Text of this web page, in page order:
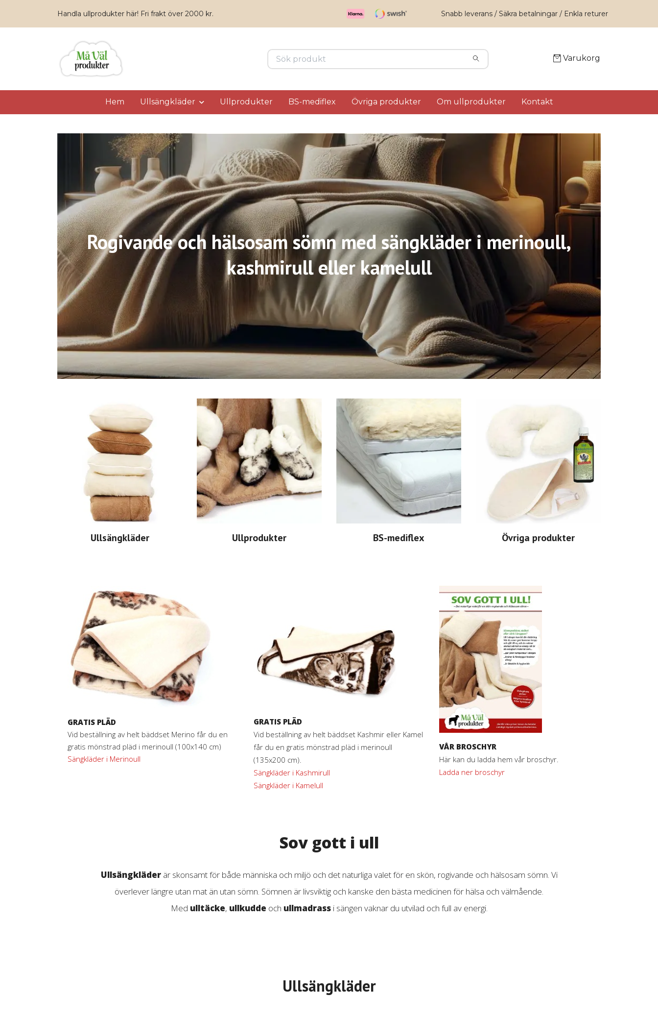
Handla ullprodukter här! Fri frakt över 2000 kr. Snabb leverans / Säkra betalningar / Enkla returer
Varukorg
Hem Ullsängkläder Ullprodukter BS-mediflex Övriga produkter Om ullprodukter Kontakt
Rogivande och hälsosam sömn med sängkläder i merinoull,
kashmirull eller kamelull
Ullsängkläder Ullprodukter BS-mediflex Övriga produkter
GRATIS PLÄD
Vid beställning av helt bäddset Merino får du en
gratis mönstrad pläd i merinoull (100x140 cm)
Sängkläder i Merinoull
GRATIS PLÄD
Vid beställning av helt bäddset Kashmir eller Kamel
får du en gratis mönstrad pläd i merinoull
(135x200 cm).
Sängkläder i Kashmirull
Sängkläder i Kamelull
VÅR BROSCHYR
Här kan du ladda hem vår broschyr.
Ladda ner broschyr
Sov gott i ull
Ullsängkläderär skonsamt för både människa och miljö och det naturliga valet för en skön, rogivande och hälsosam sömn. Vi
överlever längre utan mat än utan sömn. Sömnen är livsviktig och kanske den bästa medicinen för hälsa och välmående.
Med ulltäcke, ullkudde och ullmadrassi sängen vaknar du utvilad och full av energi.
Ullsängkläder